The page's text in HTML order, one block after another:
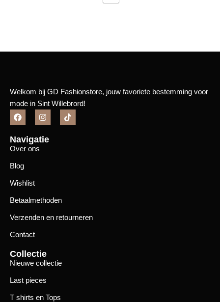
Welkom bij GD Fashionstore, jouw favoriete bestemming voor
mode in Sint Willebrord!
Navigatie
Over ons
Blog
Wishlist
Betaalmethoden
Verzenden en retourneren
Contact
Collectie
Nieuwe collectie
Last pieces
T shirts en Tops